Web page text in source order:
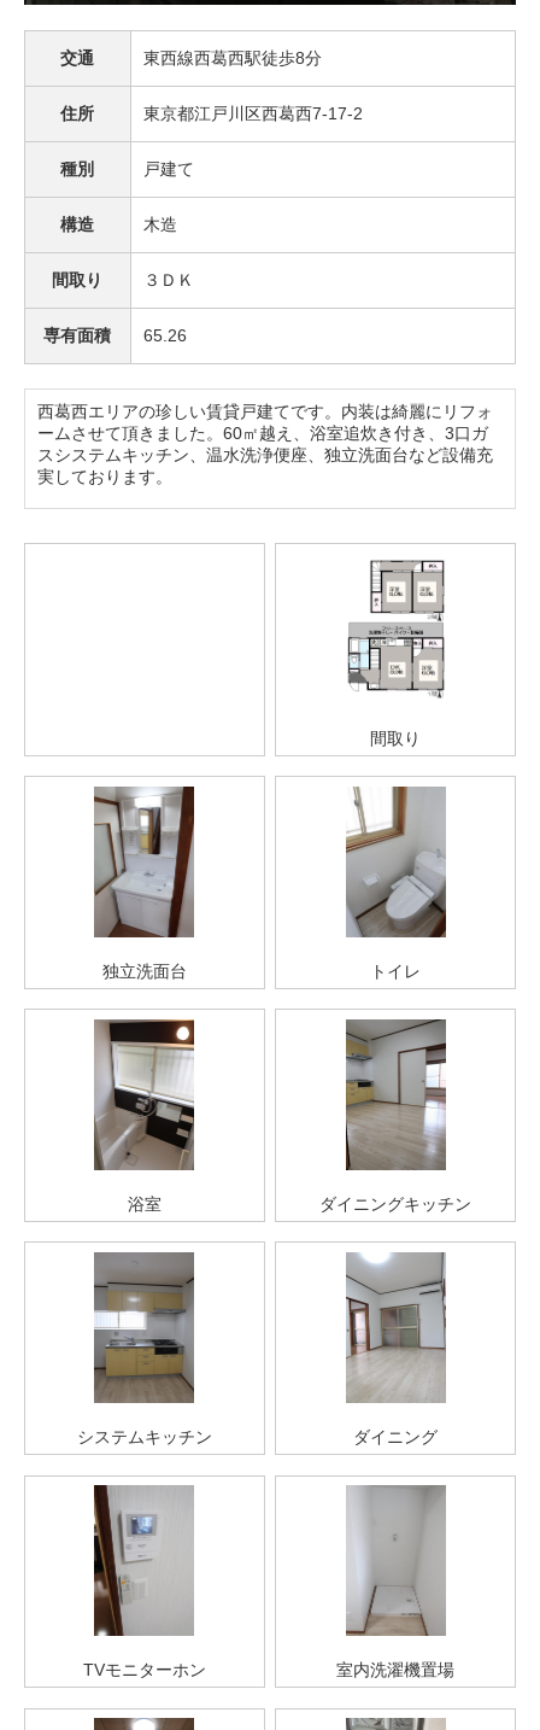
交通 東西線西葛西駅徒歩8分
住所 東京都江戸川区西葛西7-17-2
種別 戸建て
構造 木造
間取り ３ＤＫ
専有面積 65.26
西葛西エリアの珍しい賃貸戸建てです。内装は綺麗にリフォ
ームさせて頂きました。60㎡越え、浴室追炊き付き、3口ガ
スシステムキッチン、温水洗浄便座、独立洗面台など設備充
実しております。
間取り
独立洗面台 トイレ
浴室 ダイニングキッチン
システムキッチン ダイニング
TVモニターホン 室内洗濯機置場